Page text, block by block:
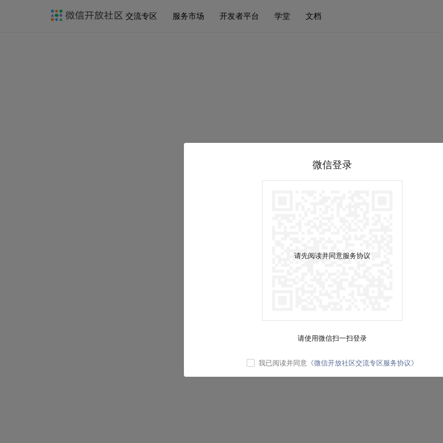
交流专区 服务市场 开发者平台 学堂 文档
微信登录
请先阅读并同意服务协议
请使用微信扫一扫登录
我已阅读并同意 《微信开放社区交流专区服务协议》